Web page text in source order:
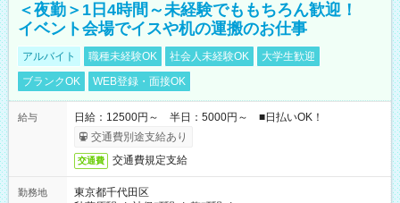
＜夜勤＞1日4時間～未経験でももちろん歓迎！
イベント会場でイスや机の運搬のお仕事
アルバイト 職種未経験OK 社会人未経験OK
大学生歓迎
ブランクOK
WEB登録・面接OK
給与
日給：12500円～ 半日：5000円～ ■日払いOK！
交通費別途支給あり
交通費 交通費規定支給
勤務地
東京都千代田区